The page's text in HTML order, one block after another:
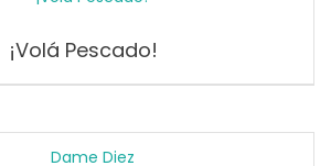
¡Volá Pescado!